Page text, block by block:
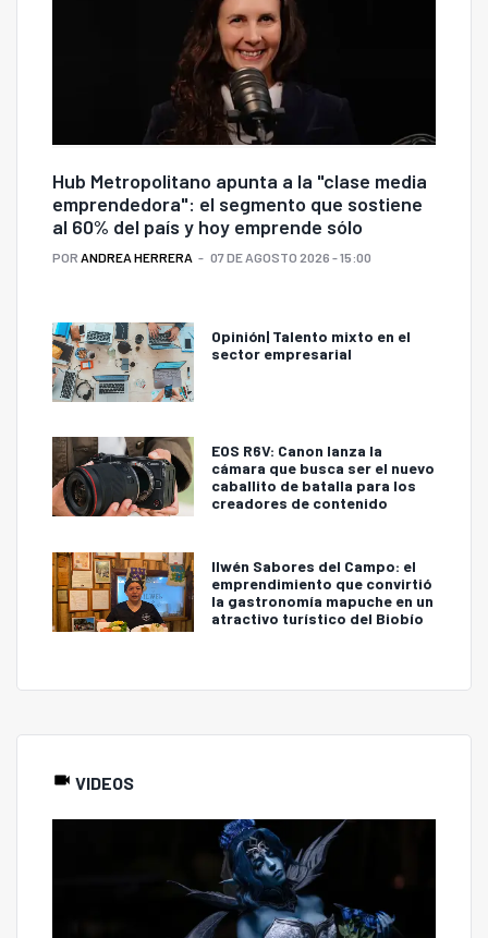
Hub Metropolitano apunta a la "clase media
emprendedora": el segmento que sostiene
al 60% del país y hoy emprende sólo
POR ANDREA HERRERA 07 DE AGOSTO 2026 - 15:00
Opinión| Talento mixto en el
sector empresarial
EOS R6V: Canon lanza la
cámara que busca ser el nuevo
caballito de batalla para los
creadores de contenido
Ilwén Sabores del Campo: el
emprendimiento que convirtió
la gastronomía mapuche en un
atractivo turístico del Biobío
VIDEOS